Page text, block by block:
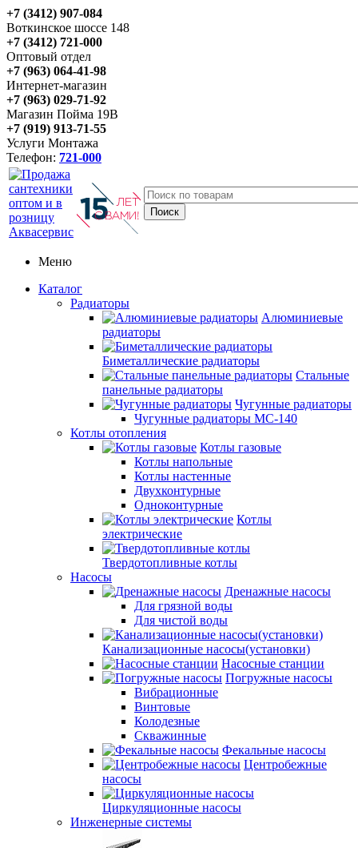
+7 (3412) 907-084
Воткинское шоссе 148
+7 (3412) 721-000
Оптовый отдел
+7 (963) 064-41-98
Интернет-магазин
+7 (963) 029-71-92
Магазин Пойма 19В
+7 (919) 913-71-55
Услуги Монтажа
Телефон: 721-000
Меню
Каталог
Радиаторы
Алюминиевые
радиаторы
Биметаллические радиаторы
Стальные
панельные радиаторы
Чугунные радиаторы
Чугунные радиаторы МС-140
Котлы отопления
Котлы газовые
Котлы напольные
Котлы настенные
Двухконтурные
Одноконтурные
Котлы
электрические
Твердотопливные котлы
Насосы
Дренажные насосы
Для грязной воды
Для чистой воды
Канализационные насосы(установки)
Насосные станции
Погружные насосы
Вибрационные
Винтовые
Колодезные
Скважинные
Фекальные насосы
Центробежные
насосы
Циркуляционные насосы
Инженерные системы